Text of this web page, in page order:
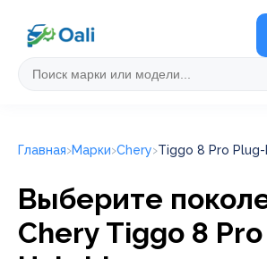
Главная Марки Chery Tiggo 8 Pro Plug-
Выберите
Chery Tiggo 8